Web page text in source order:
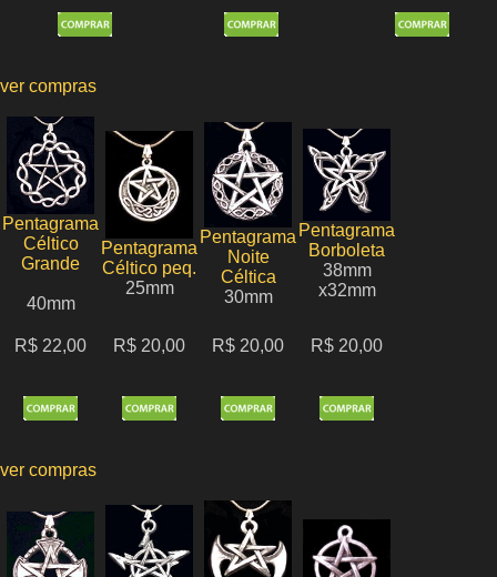
ver compras
Pentagrama
Céltico
Grande
40mm
Pentagrama
Céltico peq.
25mm
Pentagrama
Noite
Céltica
30mm
Pentagrama
Borboleta
38mm
x32mm
R$ 22,00 R$ 20,00 R$ 20,00 R$ 20,00
ver compras